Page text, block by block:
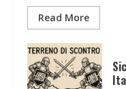
Read More